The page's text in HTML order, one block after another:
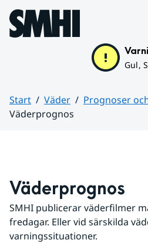
Hoppa till sidans innehåll
Gul,
Start Väder
Prognoser
Väderprognos
Väderprognos
SMHI publicerar väderfilmer
fredagar. Eller vid särskilda
varningssituationer.